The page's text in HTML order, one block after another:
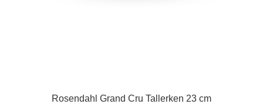
Rosendahl Grand Cru Tallerken 23 cm